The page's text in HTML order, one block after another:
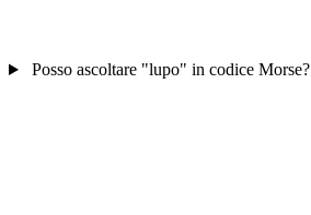
Posso ascoltare "lupo" in codice Morse?